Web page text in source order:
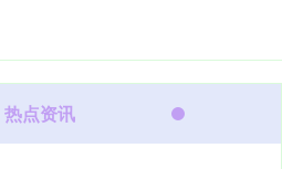
热点资讯